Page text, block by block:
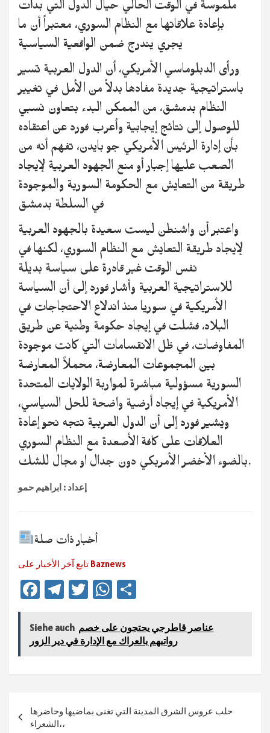
ملموسة في الوقت الحالي حيال الدول التي بدأت
بإعادة علاقاتها مع النظام السوري، معتبراً أن ما
يجري يندرج ضمن الواقعية السياسية
ورأى الدبلوماسي الأمريكي، أن الدول العربية تسير
باستراتيجية جديدة مفادها بدلاً من الأمل في تغيير
النظام بدمشق، من الممكن البدء بتعاون نسبي
للوصول إلى نتائج إيجابية وأعرب فورد عن اعتقاده
بأن إدارة الرئيس الأمريكي جو بايدن، تفهم أنه من
الصعب عليها إجبار أو منع الجهود العربية لإيجاد
طريقة من التعايش مع الحكومة السورية والموجودة
في السلطة بدمشق
واعتبر أن واشنطن ليست سعيدة بالجهود العربية
لإيجاد طريقة التعايش مع النظام السوري، لكنها في
نفس الوقت غير قادرة على سياسة بديلة
للاستراتيجية العربية وأشار فورد إلى أن السياسة
الأمريكية في سوريا منذ اندلاع الاحتجاجات في
البلاد، فشلت في إيجاد حكومة وطنية عن طريق
المفاوضات، في ظل الانقسامات التي كانت موجودة
بين المجموعات المعارضة، محملاً المعارضة
السورية مسؤولية مباشرة لمواربة الولايات المتحدة
الأمريكية في إيجاد أرضية واضحة للحل السياسي،
ويشير فورد إلى أن الدول العربية تتجه نحو إعادة
العلاقات على كافة الأصعدة مع النظام السوري
بالضوء الأخضر الأمريكي دون جدال او مجال للشك.
إعداد : ابراهيم حمو
أخبار ذات صلة
تابع آخر الأخبار على Baznews
Fa
b
o
Te
gr
a
T
tt
er
W
at
sA
n
Siehe auch عناصر قاطرجي يحتجون على خصم
رواتبهم بالعراك مع الإدارة في دير الزور
حلب عروس الشرق المدينة التي تغنى بماضيها وحاضرها
الشعراء،،